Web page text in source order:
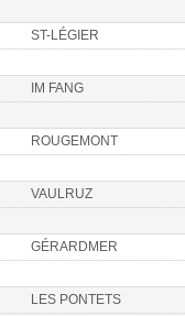
ST-LÉGIER
IM FANG
ROUGEMONT
VAULRUZ
GÉRARDMER
LES PONTETS